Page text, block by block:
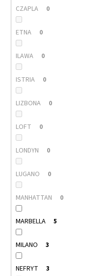
CZAPLA 0
ETNA 0
ILAWA 0
ISTRIA 0
LIZBONA 0
LOFT 0
LONDYN 0
LUGANO 0
MANHATTAN 0
MARBELLA 5
MILANO 3
NEFRYT 3